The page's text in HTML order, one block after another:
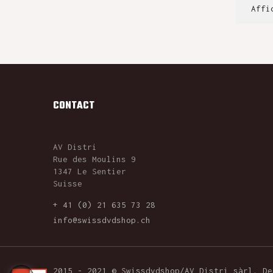
CONTACT
AV Distri
Rue des Moulins 9
1347 Le Sentier
Suisse
+ 41 (0) 21 635 73 28
info@swissdvdshop.ch
2015 - 2021 © Swissdvdshop/AV Distri sàrl.